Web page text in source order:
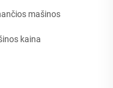
mašinos
kaina